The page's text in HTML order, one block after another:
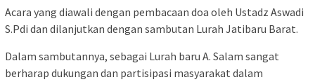
Acara yang diawali dengan pembacaan doa oleh Ustadz Aswadi
S.Pdi dan dilanjutkan dengan sambutan Lurah Jatibaru Barat.
Dalam sambutannya, sebagai Lurah baru A. Salam sangat
berharap dukungan dan partisipasi masyarakat dalam